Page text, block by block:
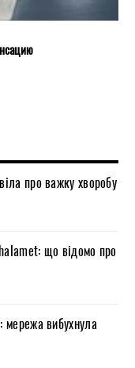
про важку хворобу
що відомо про
мережа вибухнула